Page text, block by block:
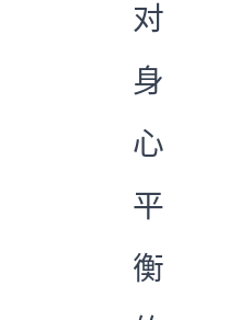
对
身
心
平
衡